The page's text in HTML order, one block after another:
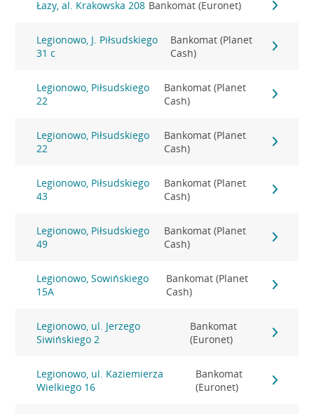
Łazy, al. Krakowska 208 Bankomat (Euronet)
Legionowo, J. Piłsudskiego
31 c
Bankomat (Planet
Cash)
Legionowo, Piłsudskiego
22
Bankomat (Planet
Cash)
Legionowo, Piłsudskiego
22
Bankomat (Planet
Cash)
Legionowo, Piłsudskiego
43
Bankomat (Planet
Cash)
Legionowo, Piłsudskiego
49
Bankomat (Planet
Cash)
Legionowo, Sowińskiego
15A
Bankomat (Planet
Cash)
Legionowo, ul. Jerzego
Siwińskiego 2
Bankomat
(Euronet)
Legionowo, ul. Kaziemierza
Wielkiego 16
Bankomat
(Euronet)